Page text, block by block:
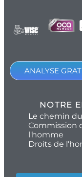
ANALYSE
NOTRE
Le chemin
Commission
l'homme
Droits de